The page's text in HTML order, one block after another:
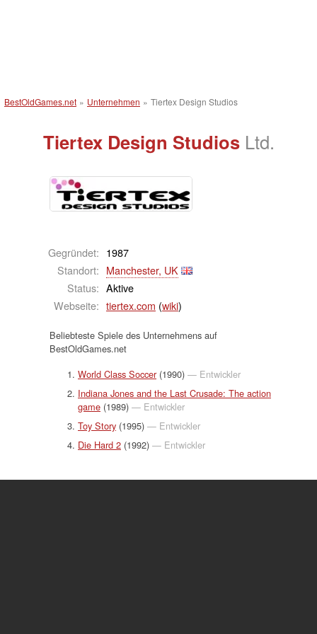
BestOldGames.net » Unternehmen » Tiertex Design Studios
Tiertex Design Studios Ltd.
Gegründet: 1987
Standort: Manchester, UK
Status: Aktive
Webseite: tiertex.com (wiki)
Beliebteste Spiele des Unternehmens auf
BestOldGames.net
World Class Soccer(1990) — Entwickler
Indiana Jones and the Last Crusade: The action
game (1989) — Entwickler
Toy Story (1995) — Entwickler
Die Hard 2 (1992) — Entwickler